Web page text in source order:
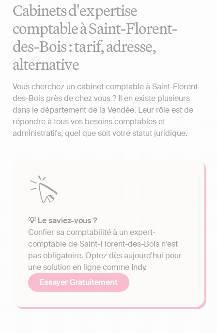
Cabinets d'expertise
comptable à Saint-Florent-
des-Bois : tarif, adresse,
alternative
Vous cherchez un cabinet comptable à Saint-Florent-
des-Bois près de chez vous ? Il en existe plusieurs
dans le département de la Vendée. Leur rôle est de
répondre à tous vos besoins comptables et
administratifs, quel que soit votre statut juridique.
💡 Le saviez-vous ?
Confier sa comptabilité à un expert-
comptable de Saint-Florent-des-Bois n'est
pas obligatoire. Optez dès aujourd'hui pour
une solution en ligne comme Indy.
Essayer Gratuitement